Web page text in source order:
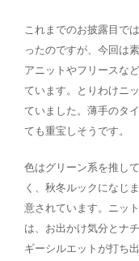
これまでのお披露目で
ったのですが、今回は
アニットやフリースな
ています。とりわけニ
ていました。薄手のタ
ても重宝しそうです。
色はグリーン系を推し
く、秋冬ルックになじ
意されています。ニッ
は、お出かけ気分とナ
ギーシルエットが打ち